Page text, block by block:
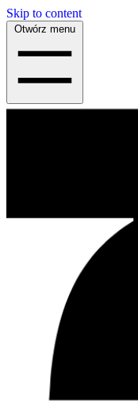
Skip to content
Otwórz menu